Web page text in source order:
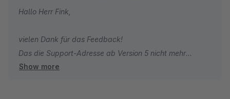
Hallo Herr Fink,
vielen Dank für das Feedback!
Das die Support-Adresse ab Version 5 nicht mehr
ausgelesen wird, ist uns noch nicht aufgefallen. In S4
Show more